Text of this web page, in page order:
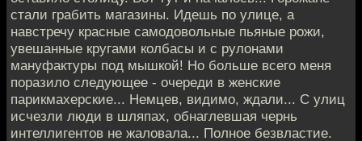
стали грабить магазины. Идешь по улице, а
навстречу красные самодовольные пьяные рожи,
увешанные кругами колбасы и с рулонами
мануфактуры под мышкой! Но больше всего меня
поразило следующее - очереди в женские
парикмахерские... Немцев, видимо, ждали... С улиц
исчезли люди в шляпах, обнаглевшая чернь
интеллигентов не жаловала... Полное безвластие.